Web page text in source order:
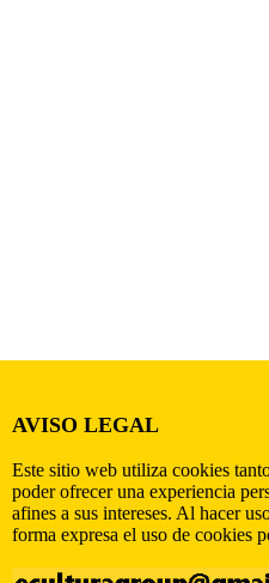
AVISO LEGAL
Este sitio web utiliza cookies
poder ofrecer una experiencia
afines a sus intereses. Al hacer
forma expresa el uso de cookies